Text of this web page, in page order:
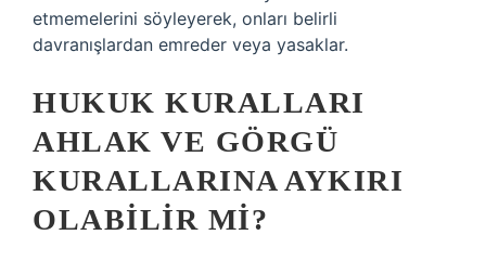
etmemelerini söyleyerek, onları belirli
davranışlardan emreder veya yasaklar.
HUKUK KURALLARI
AHLAK VE GÖRGÜ
KURALLARINA AYKIRI
OLABILIR MI?